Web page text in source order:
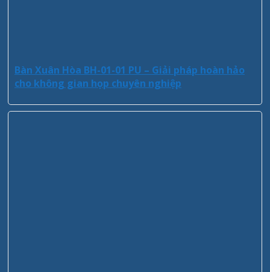
Bàn Xuân Hòa BH-01-01 PU – Giải pháp hoàn hảo
cho không gian họp chuyên nghiệp